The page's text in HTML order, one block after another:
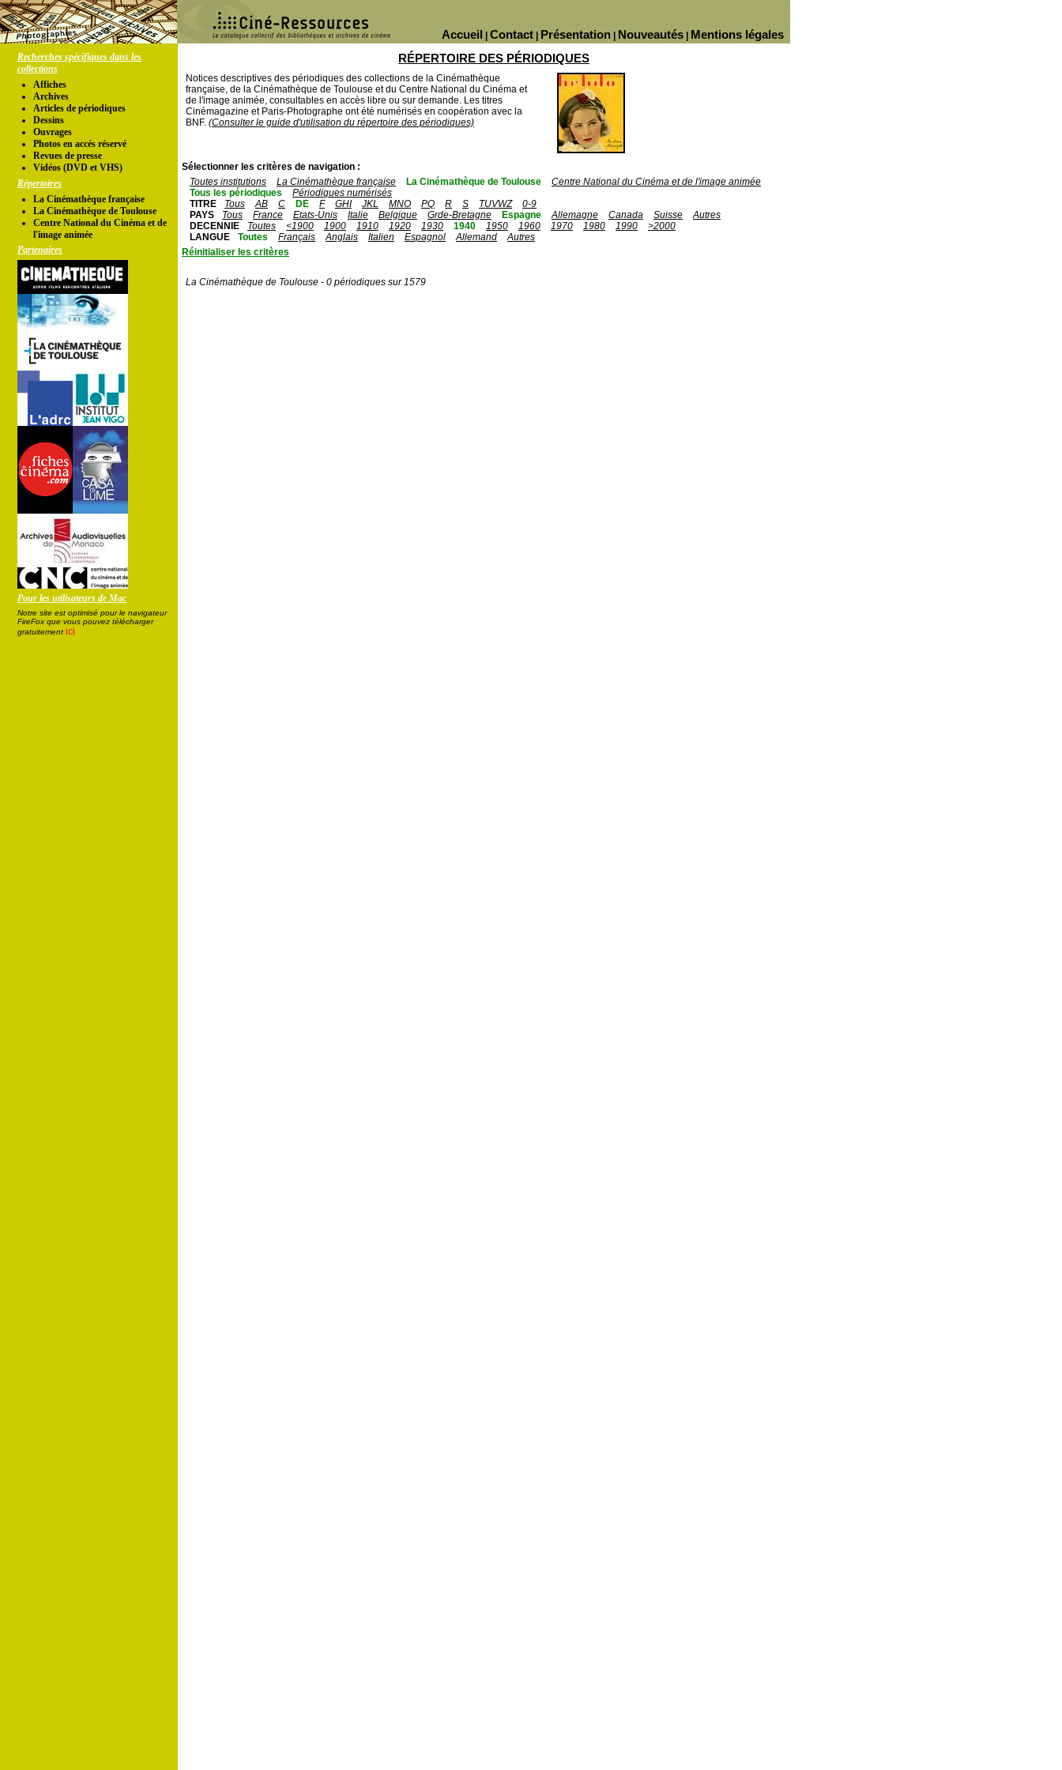
Mentions légales
Nouveautés
Présentation
Contact
Accueil
Recherches spécifiques dans les
collections
Affiches
Archives
Articles de périodiques
Dessins
Ouvrages
Photos en accés réservé
Revues de presse
Vidéos (DVD et VHS)
Répertoires
La Cinémathèque française
La Cinémathèque de Toulouse
Centre National du Cinéma et de
l'image animée
Partenaires
Pour les utilisateurs de Mac
Notre site est optimisé pour le navigateur
FireFox que vous pouvez télécharger
gratuitement ici
RÉPERTOIRE DES PÉRIODIQUES
Notices descriptives des périodiques des collections de la Cinémathèque
française, de la Cinémathèque de Toulouse et du Centre National du Cinéma et
de l'image animée, consultables en accès libre ou sur demande. Les titres
Cinémagazine et Paris-Photographe ont été numérisés en coopération avec la
BNF. (Consulter le guide d'utilisation du répertoire des périodiques)
Sélectionner les critères de navigation :
Toutes institutions
La Cinémathèque française La Cinémathèque de Toulouse
Centre National du Cinéma et de l'image animée
Tous les périodiques
Périodiques numérisés
TITRE
Tous AB C DE F GHI JKL MNO PQ R S TUVWZ
0-9
PAYS
Tous France Etats-Unis Italie Belgique Grde-Bretagne Espagne Allemagne Canada Suisse
Autres
DECENNIE
Toutes <1900 1900 1910 1920 1930 1940 1950 1960 1970 1980 1990
>2000
LANGUE
Toutes Français Anglais Italien Espagnol Allemand
Autres
Réinitialiser les critères
La Cinémathèque de Toulouse - 0 périodiques sur 1579